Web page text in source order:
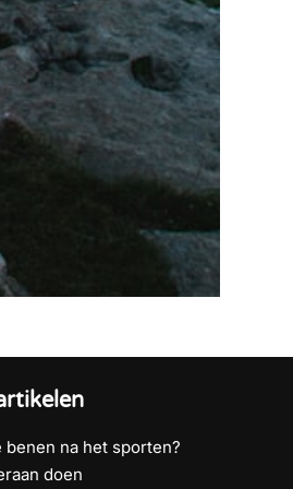
benen na het sporten?
doen